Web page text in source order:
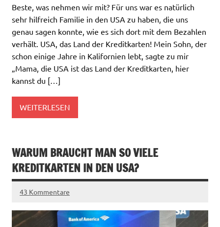
Beste, was nehmen wir mit? Für uns war es natürlich
sehr hilfreich Familie in den USA zu haben, die uns
genau sagen konnte, wie es sich dort mit dem Bezahlen
verhält. USA, das Land der Kreditkarten! Mein Sohn, der
schon einige Jahre in Kalifornien lebt, sagte zu mir
„Mama, die USA ist das Land der Kreditkarten, hier
kannst du […]
WEITERLESEN
WARUM BRAUCHT MAN SO VIELE
KREDITKARTEN IN DEN USA?
43 Kommentare